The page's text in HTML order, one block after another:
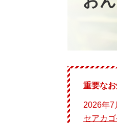
重要な
2026年7
セアカ